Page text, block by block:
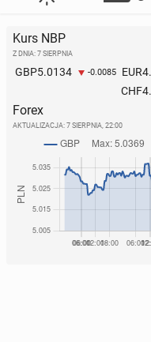
Kurs NBP
Z DNIA: 7 SIERPNIA
GBP5.0134 -0.0085 EUR
CHF
Forex
AKTUALIZACJA: 7 SIERPNIA, 22:00